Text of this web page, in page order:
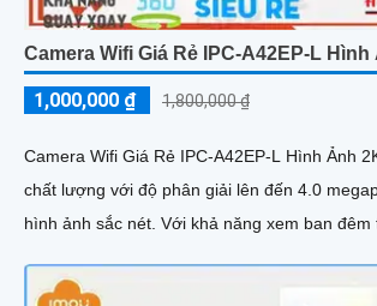
Camera Wifi Giá Rẻ IPC-A42EP-L Hình
1,000,000 ₫ 1,800,000 ₫
Camera Wifi Giá Rẻ IPC-A42EP-L Hình Ảnh
chất lượng với độ phân giải lên đến 4.0
hình ảnh sắc nét. Với khả năng xem